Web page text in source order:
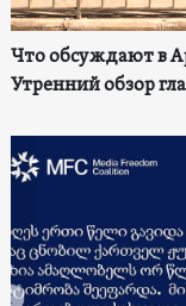
Что обсуждают в
Утренний обзор